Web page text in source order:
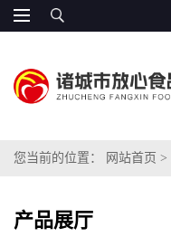
您当前的位置： 网站首页 >
产品展厅